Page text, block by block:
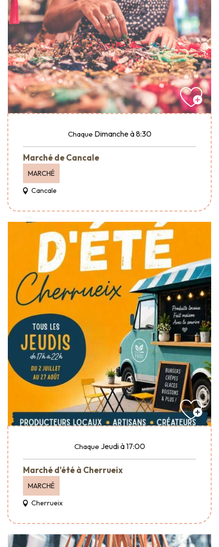
Chaque Dimancheà 8:30
Marché de Cancale
MARCHÉ
Cancale
Chaque Jeudià 17:00
Marché d'été à Cherrueix
MARCHÉ
Cherrueix